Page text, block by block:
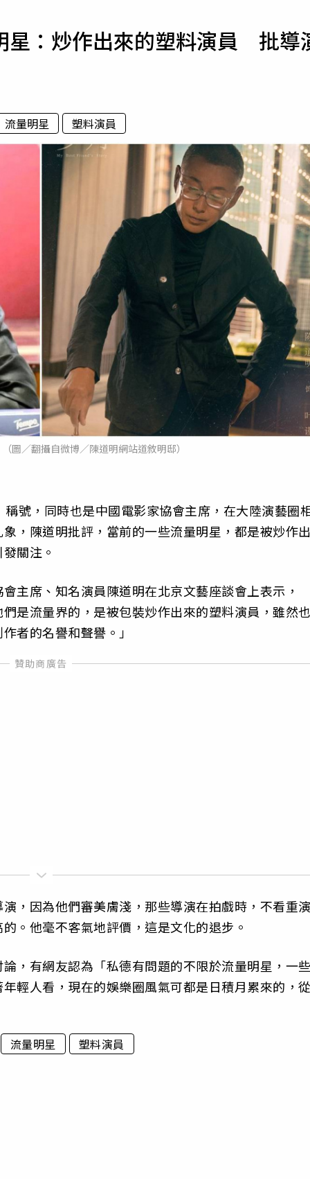
運勢
星：炒作出來的塑料演員 批導
流量明星 塑料演員
圖／翻攝自微博／陳道明網站道敘明邸）
號，同時也是中國電影家協會主席，在大陸演藝圈
，陳道明批評，當前的一些流量明星，都是被炒作
關注。
主席、知名演員陳道明在北京文藝座談會上表示，
是流量界的，是被包裝炒作出來的塑料演員，雖然
者的名譽和聲譽。」
，因為他們審美膚淺，那些導演在拍戲時，不看重
。他毫不客氣地評價，這是文化的退步。
，有網友認為「私德有問題的不限於流量明星，一
輕人看，現在的娛樂圈風氣可都是日積月累來的，
流量明星 塑料演員